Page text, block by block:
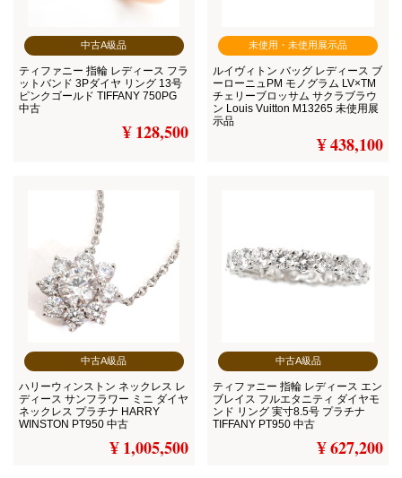
中古A級品
ティファニー 指輪 レディース フラ
ットバンド 3Pダイヤ リング 13号
ピンクゴールド TIFFANY 750PG
中古
¥ 128,500
未使用・未使用展示品
ルイヴィトン バッグ レディース ブ
ーローニュPM モノグラム LV×TM
チェリーブロッサム サクラブラウ
ン Louis Vuitton M13265 未使用展
示品
¥ 438,100
中古A級品
ハリーウィンストン ネックレス レ
ディース サンフラワー ミニ ダイヤ
ネックレス プラチナ HARRY
WINSTON PT950 中古
¥ 1,005,500
中古A級品
ティファニー 指輪 レディース エン
ブレイス フルエタニティ ダイヤモ
ンド リング 実寸8.5号 プラチナ
TIFFANY PT950 中古
¥ 627,200